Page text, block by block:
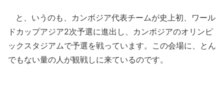
と、いうのも、カンボジア代表チームが史上初、ワール
ドカップアジア2次予選に進出し、カンボジアのオリンピ
ックスタジアムで予選を戦っています。この会場に、とん
でもない量の人が観戦しに来ているのです。